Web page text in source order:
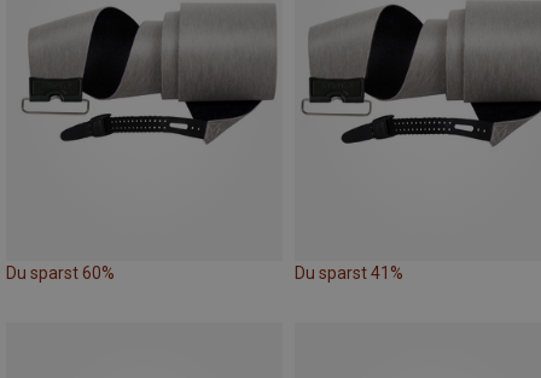
Du sparst 60% Du sparst 41%